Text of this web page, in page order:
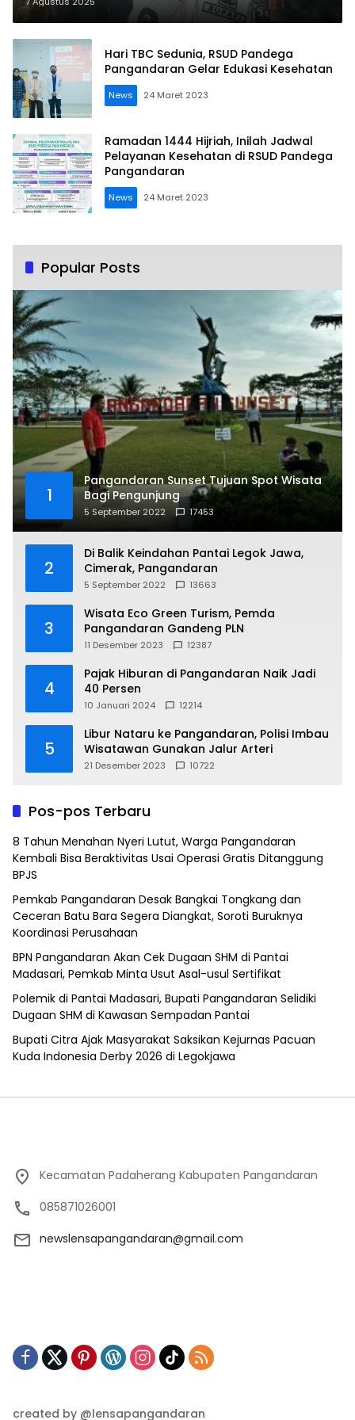
Menyusul
Hari TBC Sedunia, RSUD Pandega
Pangandaran Gelar Edukasi Kesehatan
News 24 Maret 2023
Ramadan 1444 Hijriah, Inilah Jadwal
Pelayanan Kesehatan di RSUD Pandega
Pangandaran
News 24 Maret 2023
Popular Posts
1
Pangandaran Sunset Tujuan Spot Wisata
Bagi Pengunjung
5 September 2022 17453
2
Di Balik Keindahan Pantai Legok Jawa,
Cimerak, Pangandaran
5 September 2022 13663
3
Wisata Eco Green Turism, Pemda
Pangandaran Gandeng PLN
11 Desember 2023 12387
4
Pajak Hiburan di Pangandaran Naik Jadi
40 Persen
10 Januari 2024 12214
5
Libur Nataru ke Pangandaran, Polisi Imbau
Wisatawan Gunakan Jalur Arteri
21 Desember 2023 10722
Pos-pos Terbaru
8 Tahun Menahan Nyeri Lutut, Warga Pangandaran
Kembali Bisa Beraktivitas Usai Operasi Gratis Ditanggung
BPJS
Pemkab Pangandaran Desak Bangkai Tongkang dan
Ceceran Batu Bara Segera Diangkat, Soroti Buruknya
Koordinasi Perusahaan
BPN Pangandaran Akan Cek Dugaan SHM di Pantai
Madasari, Pemkab Minta Usut Asal-usul Sertifikat
Polemik di Pantai Madasari, Bupati Pangandaran Selidiki
Dugaan SHM di Kawasan Sempadan Pantai
Bupati Citra Ajak Masyarakat Saksikan Kejurnas Pacuan
Kuda Indonesia Derby 2026 di Legokjawa
Kecamatan Padaherang Kabupaten Pangandaran
085871026001
newslensapangandaran@gmail.com
created by @lensapangandaran